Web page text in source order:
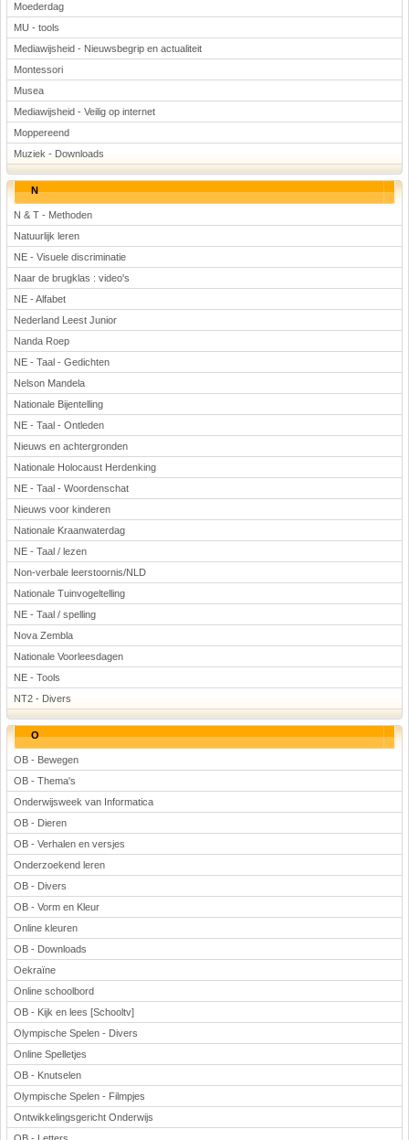
Moederdag
MU - tools
Mediawijsheid - Nieuwsbegrip en actualiteit
Montessori
Musea
Mediawijsheid - Veilig op internet
Moppereend
Muziek - Downloads
N
N & T - Methoden
Natuurlijk leren
NE - Visuele discriminatie
Naar de brugklas : video's
NE - Alfabet
Nederland Leest Junior
Nanda Roep
NE - Taal - Gedichten
Nelson Mandela
Nationale Bijentelling
NE - Taal - Ontleden
Nieuws en achtergronden
Nationale Holocaust Herdenking
NE - Taal - Woordenschat
Nieuws voor kinderen
Nationale Kraanwaterdag
NE - Taal / lezen
Non-verbale leerstoornis/NLD
Nationale Tuinvogeltelling
NE - Taal / spelling
Nova Zembla
Nationale Voorleesdagen
NE - Tools
NT2 - Divers
O
OB - Bewegen
OB - Thema's
Onderwijsweek van Informatica
OB - Dieren
OB - Verhalen en versjes
Onderzoekend leren
OB - Divers
OB - Vorm en Kleur
Online kleuren
OB - Downloads
Oekraïne
Online schoolbord
OB - Kijk en lees [Schooltv]
Olympische Spelen - Divers
Online Spelletjes
OB - Knutselen
Olympische Spelen - Filmpjes
Ontwikkelingsgericht Onderwijs